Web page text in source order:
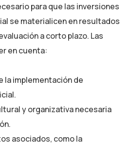
para que las inversiones
se materialicen en resultados
a corto plazo. Las
en cuenta:
la implementación de
y organizativa necesaria
asociados, como la